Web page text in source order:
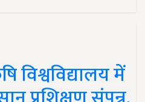
विश्वविद्यालय में